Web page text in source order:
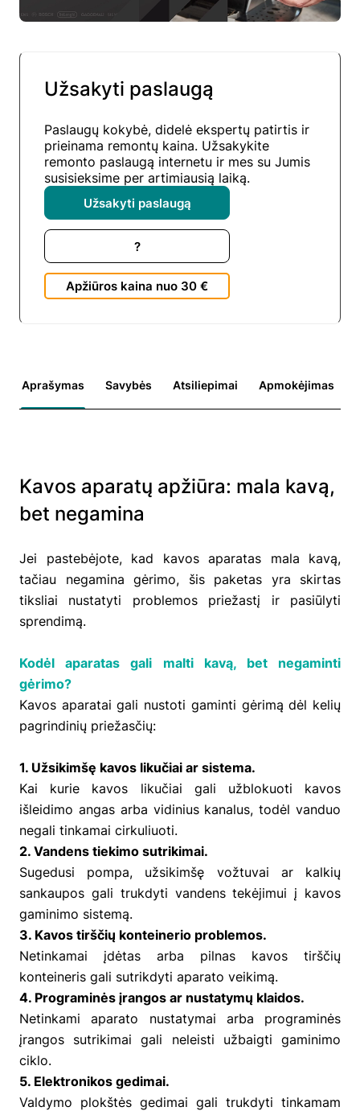
Užsakyti paslaugą
Paslaugų kokybė, didelė ekspertų patirtis ir
prieinama remontų kaina. Užsakykite
remonto paslaugą internetu ir mes su Jumis
susisieksime per artimiausią laiką.
Užsakyti paslaugą
?
Apžiūros kaina nuo 30 €
Aprašymas Savybės Atsiliepimai Apmokėjimas
Kavos aparatų apžiūra: mala kavą,
bet negamina
Jei pastebėjote, kad kavos aparatas mala kavą,
tačiau negamina gėrimo, šis paketas yra skirtas
tiksliai nustatyti problemos priežastį ir pasiūlyti
sprendimą.
Kodėl aparatas gali malti kavą, bet negaminti
gėrimo?
Kavos aparatai gali nustoti gaminti gėrimą dėl kelių
pagrindinių priežasčių:
1. Užsikimšę kavos likučiai ar sistema.
Kai kurie kavos likučiai gali užblokuoti kavos
išleidimo angas arba vidinius kanalus, todėl vanduo
negali tinkamai cirkuliuoti.
2. Vandens tiekimo sutrikimai.
Sugedusi pompa, užsikimšę vožtuvai ar kalkių
sankaupos gali trukdyti vandens tekėjimui į kavos
gaminimo sistemą.
3. Kavos tirščių konteinerio problemos.
Netinkamai įdėtas arba pilnas kavos tirščių
konteineris gali sutrikdyti aparato veikimą.
4. Programinės įrangos ar nustatymų klaidos.
Netinkami aparato nustatymai arba programinės
įrangos sutrikimai gali neleisti užbaigti gaminimo
ciklo.
5. Elektronikos gedimai.
Valdymo plokštės gedimai gali trukdyti tinkamam